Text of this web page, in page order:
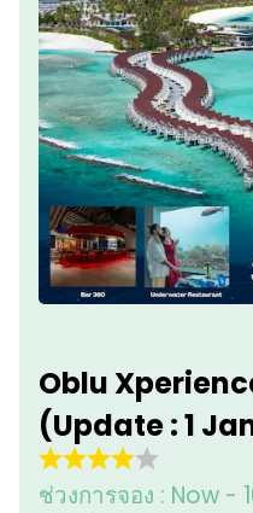
Oblu
(Update : 1
ช่วงการจอง : Now -